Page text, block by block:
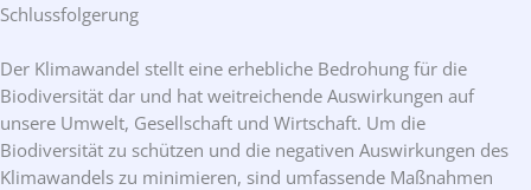
Schlussfolgerung
Der Klimawandel stellt eine erhebliche Bedrohung für die
Biodiversität dar und hat weitreichende Auswirkungen auf
unsere Umwelt, Gesellschaft und Wirtschaft. Um die
Biodiversität zu schützen und die negativen Auswirkungen des
Klimawandels zu minimieren, sind umfassende Maßnahmen